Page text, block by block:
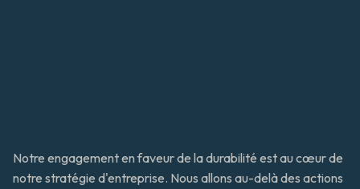
Notre engagement en faveur de la durabilité est au cœur de
notre stratégie d'entreprise. Nous allons au-delà des actions